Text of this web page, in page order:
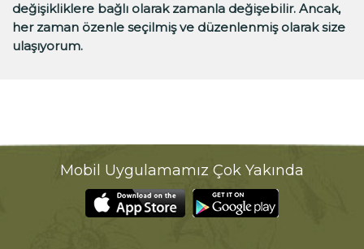
değişikliklere bağlı olarak zamanla değişebilir. Ancak,
her zaman özenle seçilmiş ve düzenlenmiş olarak size
ulaşıyorum.
Mobil Uygulamamız Çok Yakında